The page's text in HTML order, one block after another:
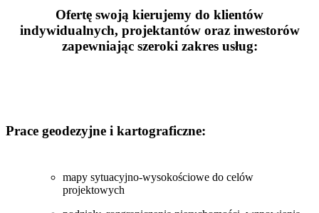
Ofertę swoją kierujemy do klientów
indywidualnych, projektantów oraz inwestorów
zapewniając szeroki zakres usług:
Prace geodezyjne i kartograficzne:
mapy sytuacyjno-wysokościowe do celów
projektowych